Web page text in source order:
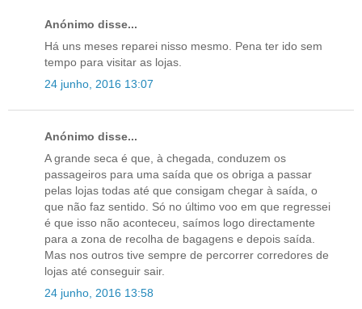
Anónimo disse...
Há uns meses reparei nisso mesmo. Pena ter ido sem
tempo para visitar as lojas.
24 junho, 2016 13:07
Anónimo disse...
A grande seca é que, à chegada, conduzem os
passageiros para uma saída que os obriga a passar
pelas lojas todas até que consigam chegar à saída, o
que não faz sentido. Só no último voo em que regressei
é que isso não aconteceu, saímos logo directamente
para a zona de recolha de bagagens e depois saída.
Mas nos outros tive sempre de percorrer corredores de
lojas até conseguir sair.
24 junho, 2016 13:58